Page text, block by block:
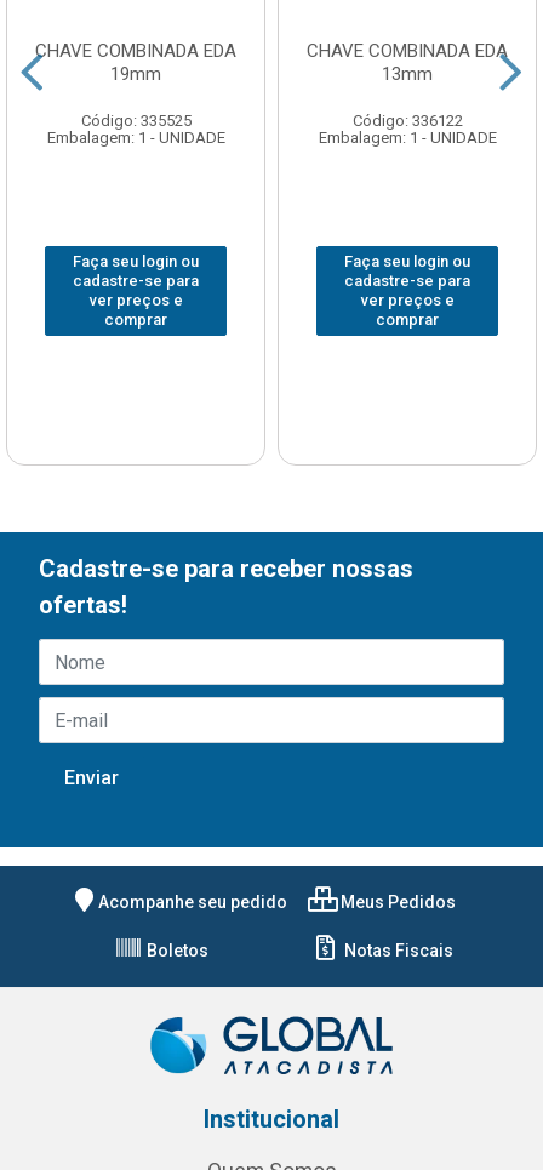
CHAVE COMBINADA EDA
19mm
Código: 335525
Embalagem: 1 - UNIDADE
Faça seu login ou
cadastre-se para
ver preços e
comprar
CHAVE COMBINADA EDA
13mm
Código: 336122
Embalagem: 1 - UNIDADE
Faça seu login ou
cadastre-se para
ver preços e
comprar
Cadastre-se para receber nossas
ofertas!
Acompanhe seu pedido Meus Pedidos
Boletos Notas Fiscais
Institucional